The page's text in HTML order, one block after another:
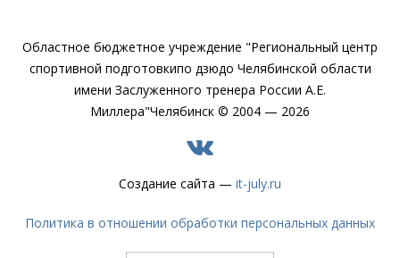
Областное бюджетное учреждение "Региональный центр
спортивной подготовкипо дзюдо Челябинской области
имени Заслуженного тренера России А.Е.
Миллера"Челябинск © 2004 — 2026
Создание сайта — it-july.ru
Политика в отношении обработки персональных данных